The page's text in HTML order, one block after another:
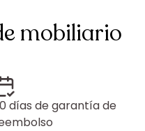
mobiliario
días de garantía de